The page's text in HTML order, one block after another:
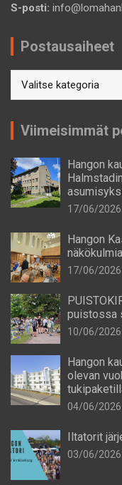
S-posti:
Postausaiheet
Viimeisimmät
Hangon
17/06/2026
Hangon
näkökulmia
17/06/2026
puistossa
10/06/2026
Hangon
olevan
04/06/2026
Iltatorit
03/06/2026